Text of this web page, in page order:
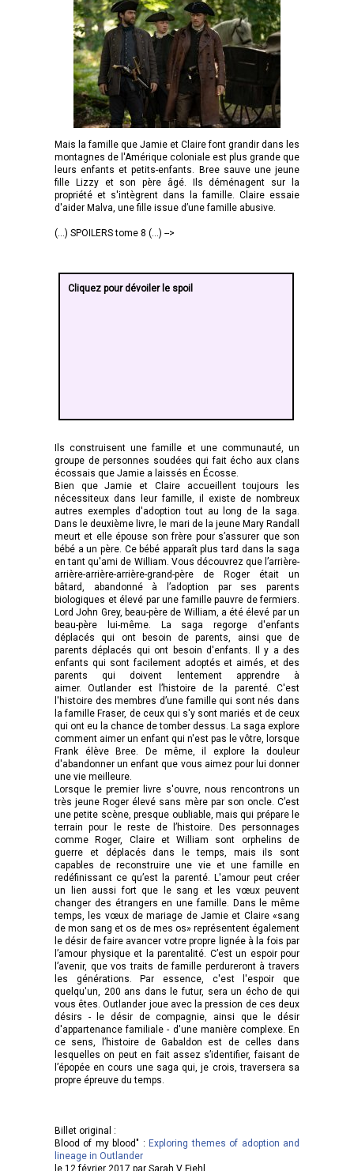
Ils construisent une famille et une communauté, un
groupe de personnes soudées qui fait écho aux clans
écossais que Jamie a laissés en Écosse.
Bien que Jamie et Claire accueillent toujours les
nécessiteux dans leur famille, il existe de nombreux
autres exemples d'adoption tout au long de la saga.
Dans le deuxième livre, le mari de la jeune Mary Randall
meurt et elle épouse son frère pour s’assurer que son
bébé a un père. Ce bébé apparaît plus tard dans la saga
en tant qu'ami de William. Vous découvrez que l’arrière-
arrière-arrière-arrière-grand-père de Roger était un
bâtard, abandonné à l’adoption par ses parents
biologiques et élevé par une famille pauvre de fermiers.
Lord John Grey, beau-père de William, a été élevé par un
beau-père lui-même. La saga regorge d'enfants
déplacés qui ont besoin de parents, ainsi que de
parents déplacés qui ont besoin d'enfants. Il y a des
enfants qui sont facilement adoptés et aimés, et des
parents qui doivent lentement apprendre à
aimer. Outlander est l’histoire de la parenté. C'est
l'histoire des membres d’une famille qui sont nés dans
la famille Fraser, de ceux qui s'y sont mariés et de ceux
qui ont eu la chance de tomber dessus. La saga explore
comment aimer un enfant qui n'est pas le vôtre, lorsque
Frank élève Bree. De même, il explore la douleur
d'abandonner un enfant que vous aimez pour lui donner
une vie meilleure.
Lorsque le premier livre s'ouvre, nous rencontrons un
très jeune Roger élevé sans mère par son oncle. C’est
une petite scène, presque oubliable, mais qui prépare le
terrain pour le reste de l’histoire. Des personnages
comme Roger, Claire et William sont orphelins de
guerre et déplacés dans le temps, mais ils sont
capables de reconstruire une vie et une famille en
redéfinissant ce qu’est la parenté. L'amour peut créer
un lien aussi fort que le sang et les vœux peuvent
changer des étrangers en une famille. Dans le même
temps, les vœux de mariage de Jamie et Claire «sang
de mon sang et os de mes os» représentent également
le désir de faire avancer votre propre lignée à la fois par
l’amour physique et la parentalité. C’est un espoir pour
l’avenir, que vos traits de famille perdureront à travers
les générations. Par essence, c'est l'espoir que
quelqu'un, 200 ans dans le futur, sera un écho de qui
vous êtes. Outlander joue avec la pression de ces deux
désirs - le désir de compagnie, ainsi que le désir
d'appartenance familiale - d'une manière complexe. En
ce sens, l’histoire de Gabaldon est de celles dans
lesquelles on peut en fait assez s’identifier, faisant de
l’épopée en cours une saga qui, je crois, traversera sa
propre épreuve du temps.
Billet original :
Blood of my blood" : Exploring themes of adoption and
lineage in Outlander
Mais la famille que Jamie et Claire font grandir dans les
montagnes de l'Amérique coloniale est plus grande que
leurs enfants et petits-enfants. Bree sauve une jeune
fille Lizzy et son père âgé. Ils déménagent sur la
propriété et s'intègrent dans la famille. Claire essaie
d'aider Malva, une fille issue d’une famille abusive.
(...) SPOILERS tome 8 (...) -->
Cliquez pour dévoiler le spoil